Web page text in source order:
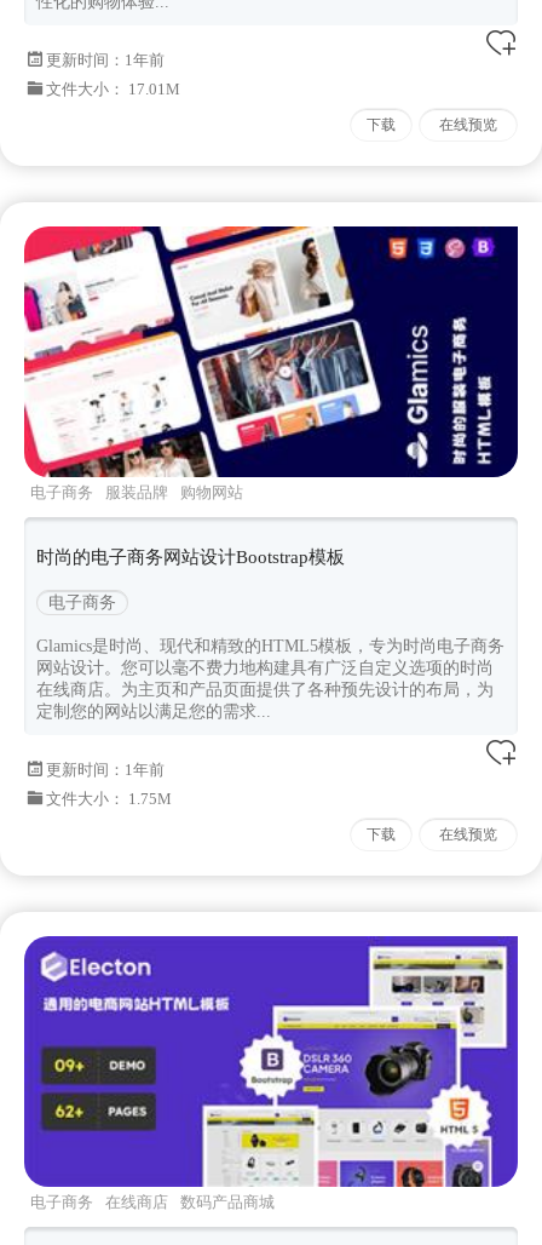
更新时间： 1年前
文件大小： 17.01M
下载 在线预览
电子商务 服装品牌
购物网站
glamics
Bootstrapv523
时尚的电子商务网站设计Bootstrap模板
电子商务
Glamics是时尚、现代和精致的HTML5模板，专为时尚电子商务
网站设计。您可以毫不费力地构建具有广泛自定义选项的时尚
在线商店。为主页和产品页面提供了各种预先设计的布局，为
定制您的网站以满足您的需求...
更新时间： 1年前
文件大小： 1.75M
下载 在线预览
电子商务 在线商店
数码产品商城